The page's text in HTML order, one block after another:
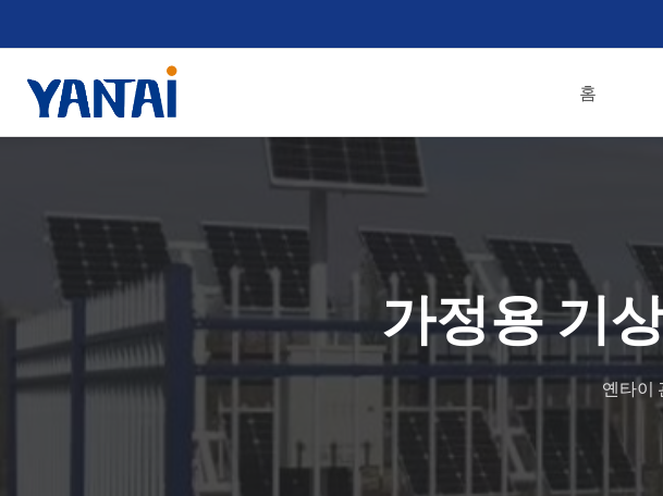
텐
건
홈
가정용 기
옌타이